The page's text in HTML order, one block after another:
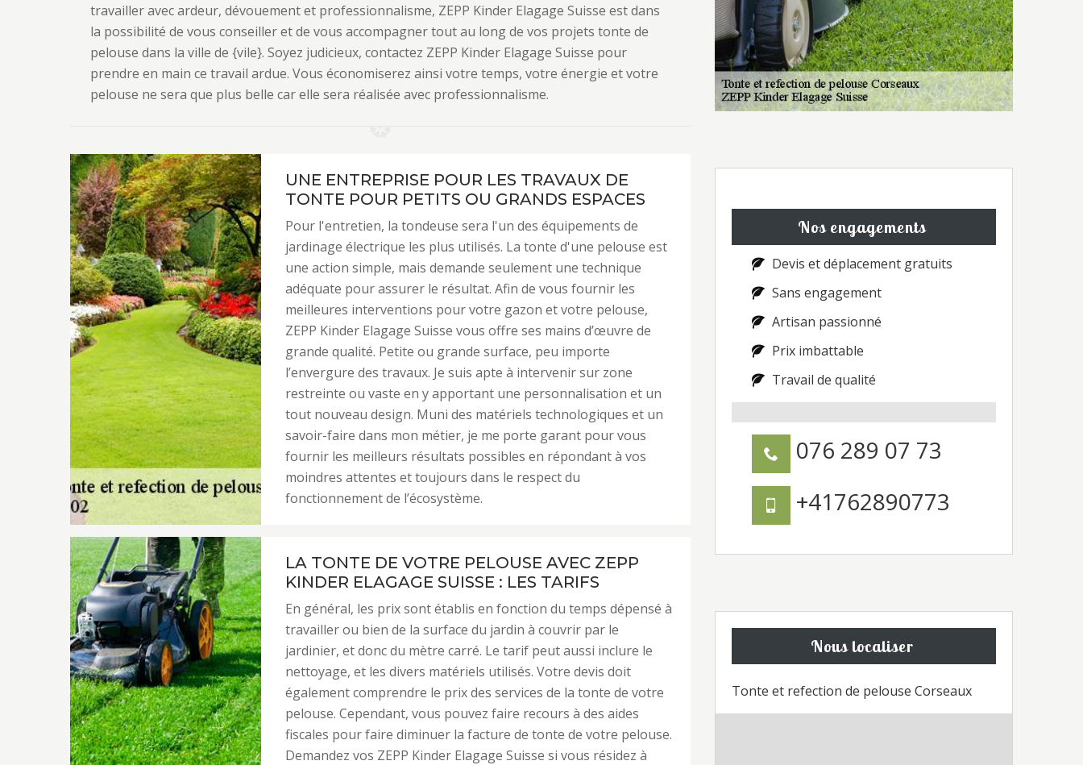
travailler avec ardeur, dévouement et professionnalisme, ZEPP Kinder Elagage Suisse est dans
la possibilité de vous conseiller et de vous accompagner tout au long de vos projets tonte de
pelouse dans la ville de {vile}. Soyez judicieux, contactez ZEPP Kinder Elagage Suisse pour
prendre en main ce travail ardue. Vous économiserez ainsi votre temps, votre énergie et votre
pelouse ne sera que plus belle car elle sera réalisée avec professionnalisme.
UNE ENTREPRISE POUR LES TRAVAUX DE
TONTE POUR PETITS OU GRANDS ESPACES
Pour l'entretien, la tondeuse sera l'un des équipements de
jardinage électrique les plus utilisés. La tonte d'une pelouse est
une action simple, mais demande seulement une technique
adéquate pour assurer le résultat. Afin de vous fournir les
meilleures interventions pour votre gazon et votre pelouse,
ZEPP Kinder Elagage Suisse vous offre ses mains d’œuvre de
grande qualité. Petite ou grande surface, peu importe
l’envergure des travaux. Je suis apte à intervenir sur zone
restreinte ou vaste en y apportant une personnalisation et un
tout nouveau design. Muni des matériels technologiques et un
savoir-faire dans mon métier, je me porte garant pour vous
fournir les meilleurs résultats possibles en répondant à vos
moindres attentes et toujours dans le respect du
fonctionnement de l’écosystème.
LA TONTE DE VOTRE PELOUSE AVEC ZEPP
KINDER ELAGAGE SUISSE : LES TARIFS
En général, les prix sont établis en fonction du temps dépensé à
travailler ou bien de la surface du jardin à couvrir par le
jardinier, et donc du mètre carré. Le tarif peut aussi inclure le
nettoyage, et les divers matériels utilisés. Votre devis doit
également comprendre le prix des services de la tonte de votre
pelouse. Cependant, vous pouvez faire recours à des aides
fiscales pour faire diminuer la facture de tonte de votre pelouse.
Demandez vos ZEPP Kinder Elagage Suisse si vous résidez à
Nos engagements
Devis et déplacement gratuits
Sans engagement
Artisan passionné
Prix imbattable
Travail de qualité
076 289 07 73
+41762890773
Nous localiser
Tonte et refection de pelouse Corseaux